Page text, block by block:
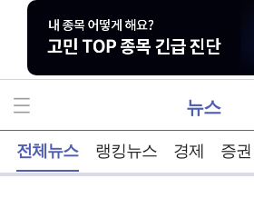
뉴스
전체뉴스 랭킹뉴스 경제 증권